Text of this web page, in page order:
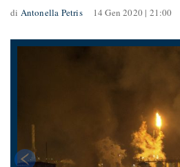
di Antonella Petris 14 Gen 2020 | 21:00